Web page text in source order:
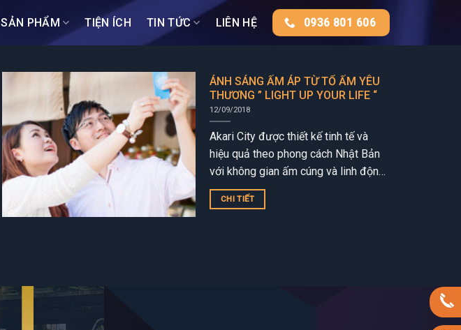
SẢN PHẨM TIỆN ÍCH TIN TỨC LIÊN HỆ 0936 801 606
ÁNH SÁNG ẤM ÁP TỪ TỔ ẤM YÊU
THƯƠNG ” LIGHT UP YOUR LIFE “
12/09/2018
Akari City được thiết kế tinh tế và
hiệu quả theo phong cách Nhật Bản
với không gian ấm cúng và linh động.
Các loại căn hộ được đa dạng...
CHI TIẾT